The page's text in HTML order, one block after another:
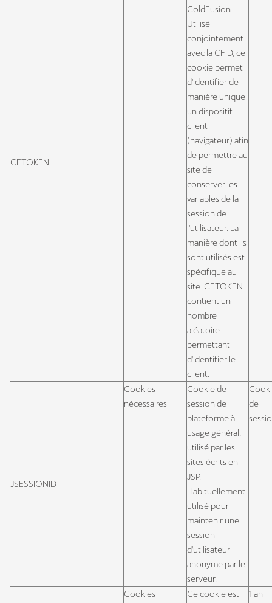
CFTOKEN
ColdFusion.
Utilisé
conjointement
avec la CFID, ce
cookie permet
d'identifier de
manière unique
un dispositif
client
(navigateur) afin
de permettre au
site de
conserver les
variables de la
session de
l'utilisateur. La
manière dont ils
sont utilisés est
spécifique au
site. CFTOKEN
contient un
nombre
aléatoire
permettant
d'identifier le
client.
JSESSIONID
Cookies
nécessaires
Cookie de
session de
plateforme à
usage général,
utilisé par les
sites écrits en
JSP.
Habituellement
utilisé pour
maintenir une
session
d'utilisateur
anonyme par le
serveur.
de
Cookies
Ce cookie est
1 an